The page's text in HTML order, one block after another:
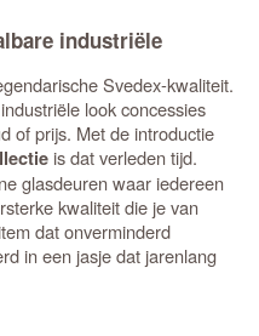
industriële
Svedex-kwaliteit.
look concessies
of prijs. Met de introductie
is dat verleden tijd.
glasdeuren waar iedereen
kwaliteit die je van
dat onverminderd
in een jasje dat jarenlang